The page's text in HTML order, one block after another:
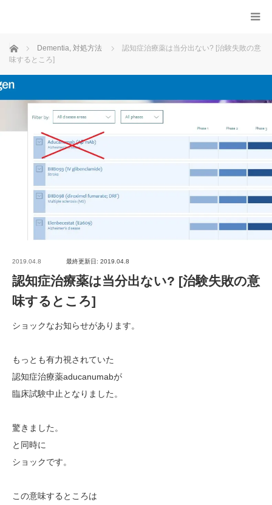
ホーム Dementia, 対処方法
認知症治療薬は当分出ない? [治験失敗の意
味するところ]
2019.04.8 最終更新日: 2019.04.8
認知症治療薬は当分出ない? [治験失敗の意
味するところ]
ショックなお知らせがあります。
もっとも有力視されていた
認知症治療薬aducanumabが
臨床試験中止となりました。
驚きました。
と同時に
ショックです。
この意味するところは